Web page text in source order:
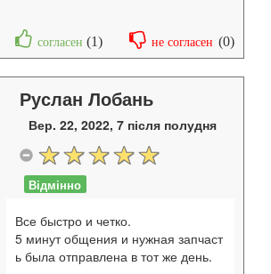
не согласен (0)
согласен (1)
Руслан Лобань
Вер. 22, 2022, 7 після полудня
Відмінно
Все быстро и четко.
5 минут общения и нужная запчаст
ь была отправлена в тот же день.